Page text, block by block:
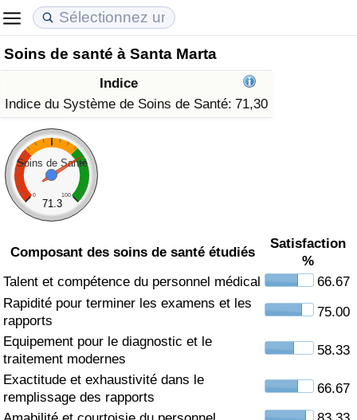
Soins de santé à Santa Marta
Indice
Indice du Système de Soins de Santé: 71,30
Soins de Santé
0 100
71.3
Composant des soins de santé étudiés
Satisfaction
%
Talent et compétence du personnel médical
66.67
Rapidité pour terminer les examens et les
rapports
75.00
Equipement pour le diagnostic et le
traitement modernes
58.33
Exactitude et exhaustivité dans le
remplissage des rapports
66.67
Coût de la vie
Indice du Coût de la Vie (Actuel)
Indice du Coût de la Vie
Indice du coût de la vie par pays
à Akaba
Prix de l'immobilier
Indice des Prix de l'immobilier (Actuel)
Indice des Prix de l'immobilier
Indice des Prix de l'immobilier par Pays
Qualité de Vie
Indice de Qualité de Vie
Indice de Qualité de Vie (Actuel)
Indice de qualité de vie par pays
Criminalité
Indice de Criminalité (Actuel)
Indice de Criminalité
Indice de criminalité par pays
Soins de santé